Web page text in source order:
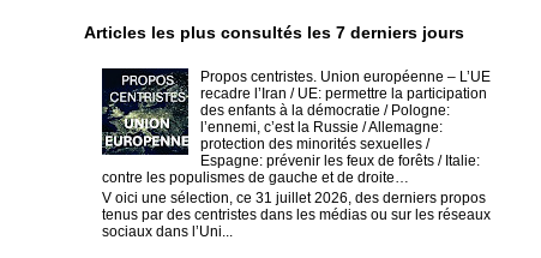
Articles les plus consultés les 7 derniers jours
Propos centristes. Union européenne – L’UE
recadre l’Iran / UE: permettre la participation
des enfants à la démocratie / Pologne:
l’ennemi, c’est la Russie / Allemagne:
protection des minorités sexuelles /
Espagne: prévenir les feux de forêts / Italie:
contre les populismes de gauche et de droite…
V oici une sélection, ce 31 juillet 2026, des derniers propos
tenus par des centristes dans les médias ou sur les réseaux
sociaux dans l’Uni...